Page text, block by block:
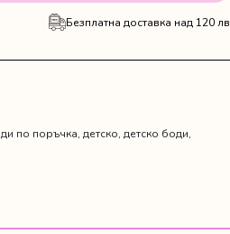
Безплатна доставка над 120 лв
по поръчка, детско, детско боди,